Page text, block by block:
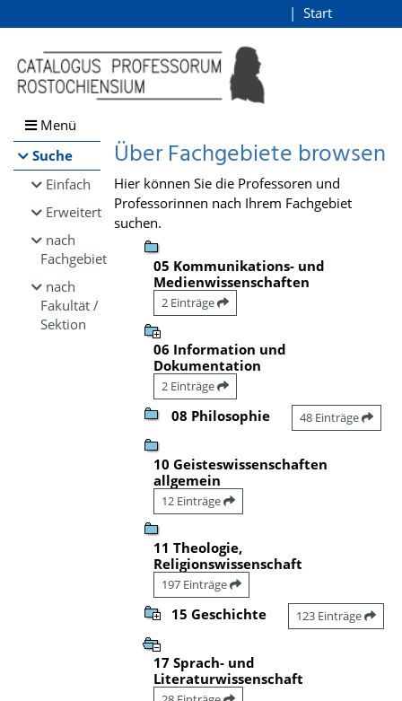
Browsen
direkt zum Inhalt
Start
Menü
Suche
Einfach
Erweitert
nach
Fachgebiet
nach
Fakultät /
Sektion
Über Fachgebiete browsen
Hier können Sie die Professoren und
Professorinnen nach Ihrem Fachgebiet
suchen.
05 Kommunikations- und
Medienwissenschaften
2 Einträge
06 Information und
Dokumentation
2 Einträge
08 Philosophie 48 Einträge
10 Geisteswissenschaften
allgemein
12 Einträge
11 Theologie,
Religionswissenschaft
197 Einträge
15 Geschichte 123 Einträge
17 Sprach- und
Literaturwissenschaft